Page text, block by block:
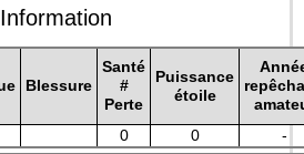
Information
Blessure
Santé
#
Perte
Puissance
étoile
0 0 -